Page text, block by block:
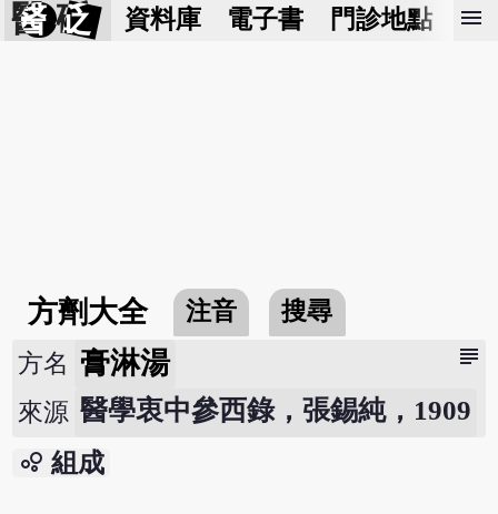
醫 砭 資料庫 電子書 門診地點 預
menu
方劑大全 注音 搜尋
subject
方名 膏淋湯
來源 醫學衷中參西錄，張錫純，1909
bubble_chart 組成